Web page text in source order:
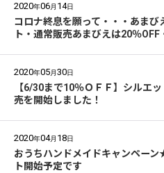
2020年06月 14日
コロナ終息を願って・・・あまび
ト・通常販売あまびえは20％
2020年05月30日
【6/30まで10％ＯＦＦ】シルエ
売を開始しました！
2020年04月 18日
おうちハンドメイドキャンペー
ト開始予定です